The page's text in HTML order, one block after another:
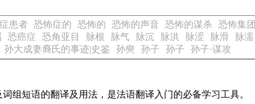
患者 恐怖症的 恐怖的 恐怖的声音 恐怖的谋杀 恐怖集团
恐癌症 恐角亚目 脉根 脉气 脉沉 脉洪 脉涩 脉滑 脉濡
大成妻裔氏的事迹|史鉴 孙奭 孙子 孙子 孙子·谋攻
组短语的翻译及用法，是法语翻译入门的必备学习工具。